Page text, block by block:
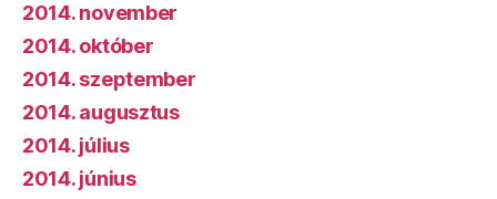
2014. november
2014. október
2014. szeptember
2014. augusztus
2014. július
2014. június